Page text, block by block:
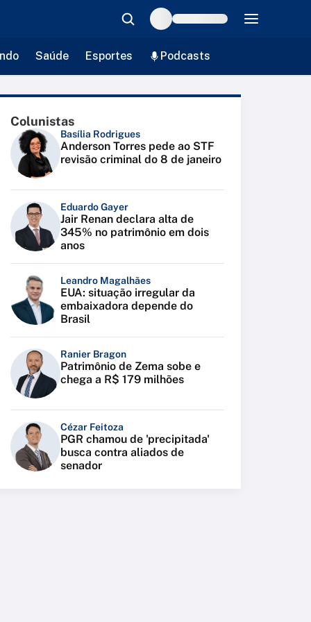
Saúde Esportes Podcasts
Colunistas
Basília Rodrigues
Anderson Torres pede ao STF
revisão criminal do 8 de janeiro
Eduardo Gayer
Jair Renan declara alta de
345% no patrimônio em dois
anos
Leandro Magalhães
EUA: situação irregular da
embaixadora depende do
Brasil
Ranier Bragon
Patrimônio de Zema sobe e
chega a R$ 179 milhões
Cézar Feitoza
PGR chamou de 'precipitada'
busca contra aliados de
senador